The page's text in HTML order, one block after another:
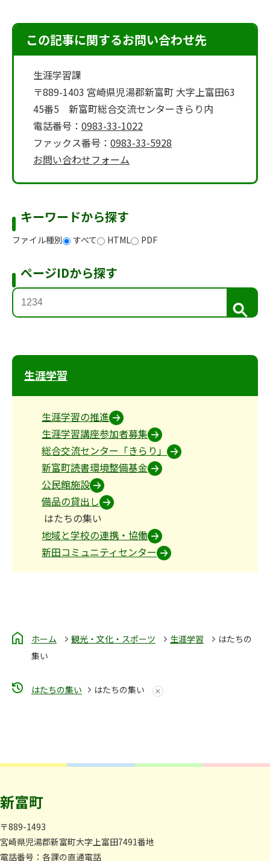
この記事に関するお問い合わせ先
生涯学習課
〒889-1403 宮崎県児湯郡新富町 大字上富田63
45番5 新富町総合交流センターきらり内
電話番号： 0983-33-1022
ファックス番号： 0983-33-5928
お問い合わせフォーム
キーワードから探す
ファイル種別 すべて HTML PDF
ページIDから探す
検
索
生涯学習
生涯学習の推進
生涯学習講座参加者募集
総合交流センター「きらり」
新富町読書環境整備基金
公民館施設
備品の貸出し
はたちの集い
地域と学校の連携・協働
新田コミュニティセンター
ホーム 観光・文化・スポーツ 生涯学習
はたちの
集い
はたちの集い はたちの集い
新富町
〒889-1493
宮崎県児湯郡新富町大字上富田7491番地
電話番号： 各課の直通電話